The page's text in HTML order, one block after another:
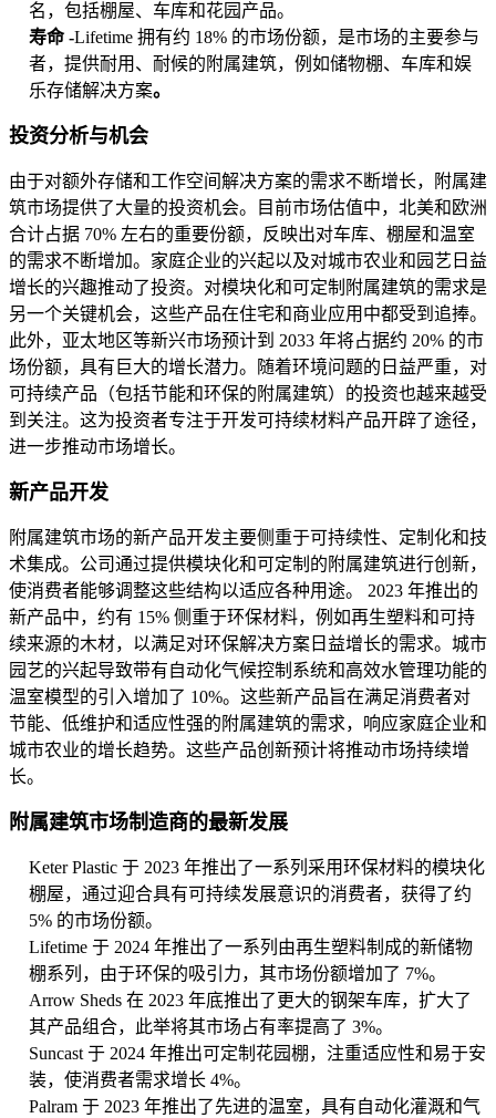
名，包括棚屋、车库和花园产品。
寿命 -Lifetime 拥有约 18% 的市场份额，是市场的主要参与
者，提供耐用、耐候的附属建筑，例如储物棚、车库和娱
乐存储解决方案。
投资分析与机会
由于对额外存储和工作空间解决方案的需求不断增长，附属建
筑市场提供了大量的投资机会。目前市场估值中，北美和欧洲
合计占据 70% 左右的重要份额，反映出对车库、棚屋和温室
的需求不断增加。家庭企业的兴起以及对城市农业和园艺日益
增长的兴趣推动了投资。对模块化和可定制附属建筑的需求是
另一个关键机会，这些产品在住宅和商业应用中都受到追捧。
此外，亚太地区等新兴市场预计到 2033 年将占据约 20% 的市
场份额，具有巨大的增长潜力。随着环境问题的日益严重，对
可持续产品（包括节能和环保的附属建筑）的投资也越来越受
到关注。这为投资者专注于开发可持续材料产品开辟了途径，
进一步推动市场增长。
新产品开发
附属建筑市场的新产品开发主要侧重于可持续性、定制化和技
术集成。公司通过提供模块化和可定制的附属建筑进行创新，
使消费者能够调整这些结构以适应各种用途。 2023 年推出的
新产品中，约有 15% 侧重于环保材料，例如再生塑料和可持
续来源的木材，以满足对环保解决方案日益增长的需求。城市
园艺的兴起导致带有自动化气候控制系统和高效水管理功能的
温室模型的引入增加了 10%。这些新产品旨在满足消费者对
节能、低维护和适应性强的附属建筑的需求，响应家庭企业和
城市农业的增长趋势。这些产品创新预计将推动市场持续增
长。
附属建筑市场制造商的最新发展
Keter Plastic 于 2023 年推出了一系列采用环保材料的模块化
棚屋，通过迎合具有可持续发展意识的消费者，获得了约
5% 的市场份额。
Lifetime 于 2024 年推出了一系列由再生塑料制成的新储物
棚系列，由于环保的吸引力，其市场份额增加了 7%。
Arrow Sheds 在 2023 年底推出了更大的钢架车库，扩大了
其产品组合，此举将其市场占有率提高了 3%。
Suncast 于 2024 年推出可定制花园棚，注重适应性和易于安
装，使消费者需求增长 4%。
Palram 于 2023 年推出了先进的温室，具有自动化灌溉和气